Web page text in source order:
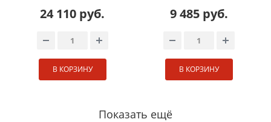
24 110 руб.
В КОРЗИНУ
9 485 руб.
В КОРЗИНУ
Показать ещё